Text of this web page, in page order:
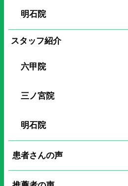
明石院
スタッフ紹介
六甲院
三ノ宮院
明石院
患者さんの声